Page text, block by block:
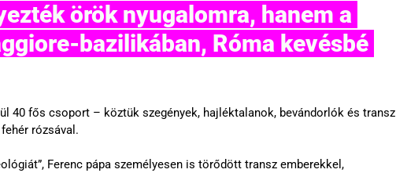
örök nyugalomra, hanem a
bazilikában, Róma kevésbé
40 fős csoport – köztük szegények, hajléktalanok, bevándorlók és transz
rózsával.
Ferenc pápa személyesen is törődött transz emberekkel,